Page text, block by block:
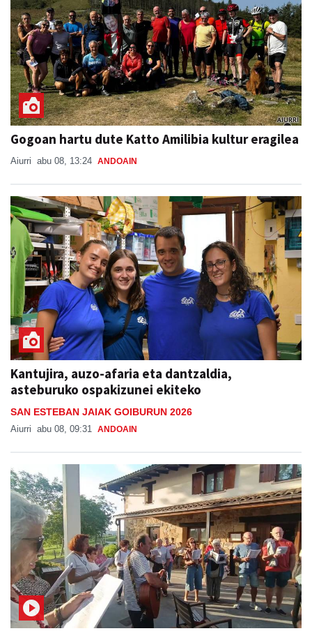
Gogoan hartu dute Katto Amilibia kultur eragilea
Aiurri abu 08, 13:24 ANDOAIN
Kantujira, auzo-afaria eta dantzaldia,
asteburuko ospakizunei ekiteko
SAN ESTEBAN JAIAK GOIBURUN 2026
Aiurri abu 08, 09:31 ANDOAIN